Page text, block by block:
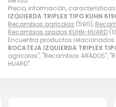
Precio, información,
IZQUIERDA TRIPLEX TIPO KUHN
Recambios agricolas (590),
Recambios arados KUHN-HUARD
Encuentra productos
BOCATEJA IZQUIERDA TRIPLEX
agricolas", "Recambios ARADOS",
HUARD".